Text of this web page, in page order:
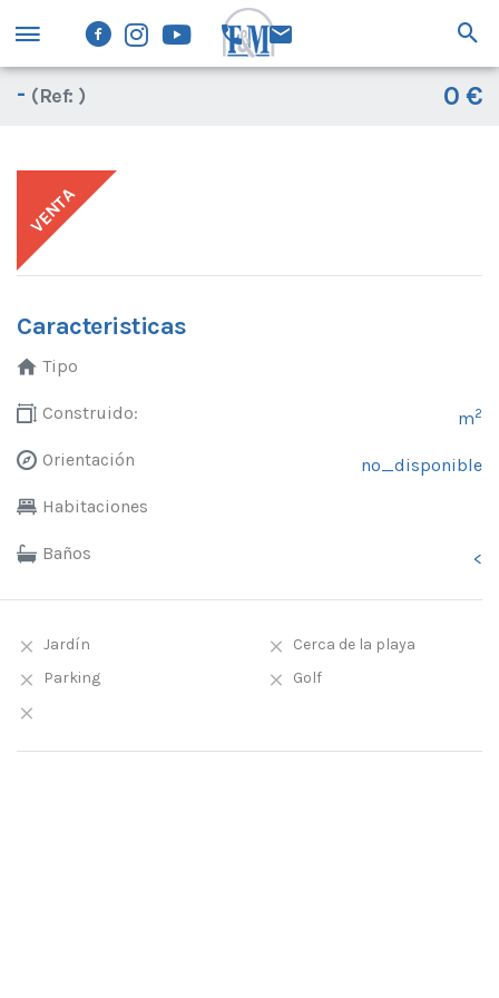
- (Ref: ) 0 €
VENTA
Caracteristicas
Tipo
Construido: m2
Orientación
no_disponible
Habitaciones
Baños <
Jardín
Parking
Cerca de la playa
Golf